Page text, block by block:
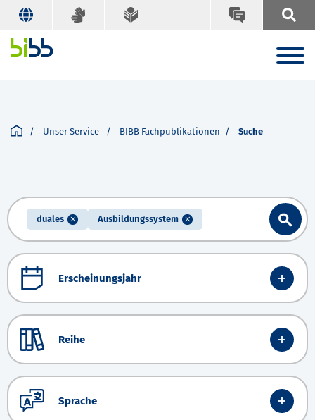
Unser Service BIBB Fachpublikationen Suche
duales Ausbildungssystem
Erscheinungsjahr
Reihe
Sprache